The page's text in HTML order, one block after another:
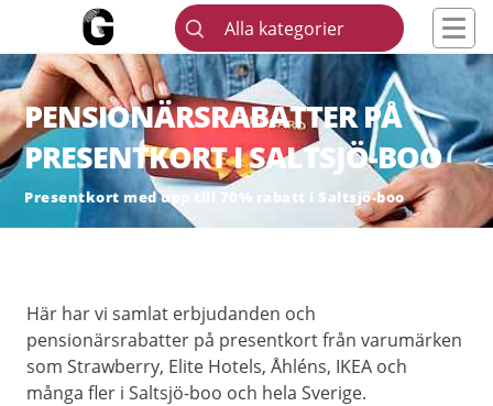
Alla kategorier
PENSIONÄRSRABATTER PÅ
PRESENTKORT I SALTSJÖ-BOO
Presentkort med upp till 70% rabatt i Saltsjö-boo
Här har vi samlat erbjudanden och
pensionärsrabatter på presentkort från varumärken
som Strawberry, Elite Hotels, Åhléns, IKEA och
många fler i Saltsjö-boo och hela Sverige.